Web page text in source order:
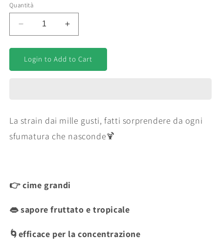
Quantità
Diminuisci
quantità
per
Skittlez
|
&lt;
HHC
Aumenta
quantità
per
Skittlez
|
&lt;
HHC
Login to Add to Cart
La strain dai mille gusti, fatti sorprendere da ogni
sfumatura che nasconde🍹
👉 cime grandi
👄 sapore fruttato e tropicale
🌀efficace per la concentrazione